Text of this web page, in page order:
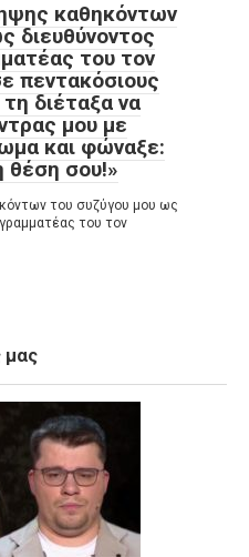
καθηκόντων
διευθύνοντος
του τον
πεντακόσιους
διέταξα να
μου με
και φώναξε:
θέση σου!»
του συζύγου μου ως
του τον
μας